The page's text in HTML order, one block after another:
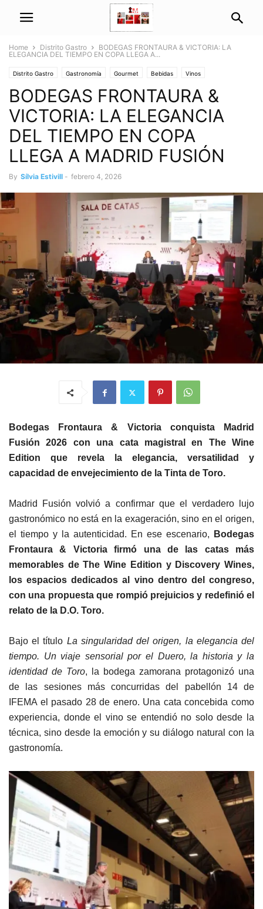
Home Distrito Gastro
BODEGAS FRONTAURA & VICTORIA: LA
ELEGANCIA DEL TIEMPO EN COPA LLEGA A...
Distrito Gastro Gastronomía Gourmet Bebidas Vinos
BODEGAS FRONTAURA &
VICTORIA: LA ELEGANCIA
DEL TIEMPO EN COPA
LLEGA A MADRID FUSIÓN
By Sílvia Estivill - febrero 4, 2026
Bodegas Frontaura & Victoria conquista Madrid
Fusión 2026 con una cata magistral en The Wine
Edition que revela la elegancia, versatilidad y
capacidad de envejecimiento de la Tinta de Toro.
Madrid Fusión volvió a confirmar que el verdadero lujo
gastronómico no está en la exageración, sino en el origen,
el tiempo y la autenticidad. En ese escenario,
Bodegas
Frontaura & Victoria
firmó una de las catas más
memorables de The Wine Edition y Discovery Wines,
los espacios dedicados al vino dentro del congreso,
con una propuesta que rompió prejuicios y redefinió el
relato de la D.O. Toro.
Bajo el título La singularidad del origen, la elegancia del
tiempo. Un viaje sensorial por el Duero, la historia y la
identidad de Toro, la bodega zamorana protagonizó una
de las sesiones más concurridas del pabellón 14 de
IFEMA el pasado 28 de enero. Una cata concebida como
experiencia, donde el vino se entendió no solo desde la
técnica, sino desde la emoción y su diálogo natural con la
gastronomía.